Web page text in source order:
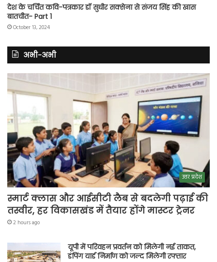
देश के चर्चित कवि-पत्रकार डॉ सुधीर सक्सेना से संजय सिंह की खास
बातचीत- Part 1
October 13, 2024
अभी-अभी
उत्तर प्रदेश
स्मार्ट क्लास और आईसीटी लैब से बदलेगी पढ़ाई की
तस्वीर, हर विकासखंड में तैयार होंगे मास्टर ट्रेनर
2 hours ago
यूपी में परिवहन प्रवर्तन को मिलेगी नई ताकत,
डंपिंग यार्ड निर्माण को जल्द मिलेगी रफ्तार